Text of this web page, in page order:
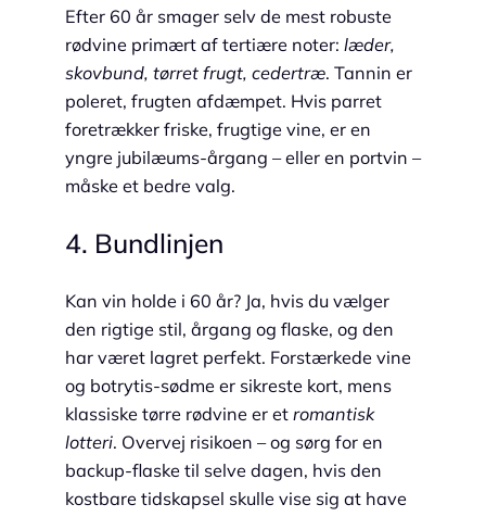
Efter 60 år smager selv de mest robuste
rødvine primært af tertiære noter: læder,
skovbund, tørret frugt, cedertræ. Tannin er
poleret, frugten afdæmpet. Hvis parret
foretrækker friske, frugtige vine, er en
yngre jubilæums-årgang – eller en portvin –
måske et bedre valg.
4. Bundlinjen
Kan vin holde i 60 år? Ja, hvis du vælger
den rigtige stil, årgang og flaske, og den
har været lagret perfekt. Forstærkede vine
og botrytis-sødme er sikreste kort, mens
klassiske tørre rødvine er et romantisk
lotteri. Overvej risikoen – og sørg for en
backup-flaske til selve dagen, hvis den
kostbare tidskapsel skulle vise sig at have